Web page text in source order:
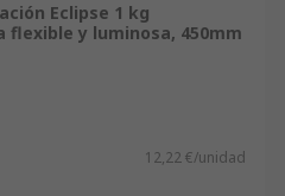
Eclipse 1 kg
flexible y luminosa, 450mm
12,22 €/unidad